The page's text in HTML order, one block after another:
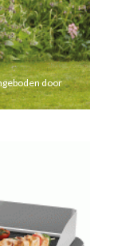
door